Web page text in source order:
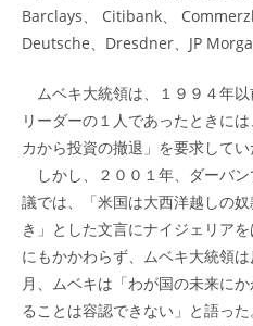
Barclays、 Citibank、
Deutsche、Dresdner、JP
ムベキ大統領は、１９９４年
リーダーの１人であったときに
カから投資の撤退」を要求してい
しかし、２００１年、ダーバ
議では、「米国は大西洋越しの
き」とした文言にナイジェリア
にもかかわらず、ムベキ大統領
月、ムベキは「わが国の未来に
ることは容認できない」と語った